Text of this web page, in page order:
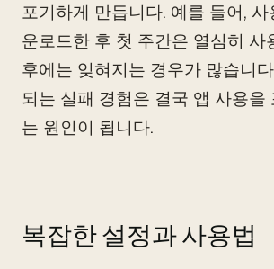
포기하게 만듭니다. 예를 들어,
운로드한 후 첫 주간은 열심히 사
후에는 잊혀지는 경우가 많습니
되는 실패 경험은 결국 앱 사용을
는 원인이 됩니다.
복잡한 설정과 사용법